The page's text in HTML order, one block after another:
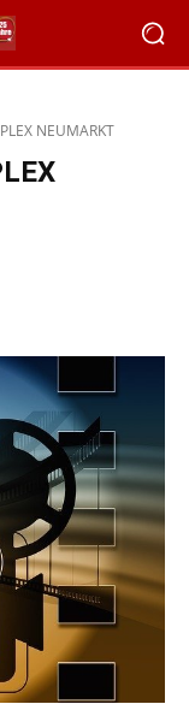
NEUMARKT